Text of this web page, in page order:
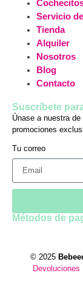
Servicio
Tienda
Alquiler
Nosotros
Blog
Contacto
Suscríbete
Únase a nuestra
promociones
Tu correo
Métodos de
© 2025
Devoluciones